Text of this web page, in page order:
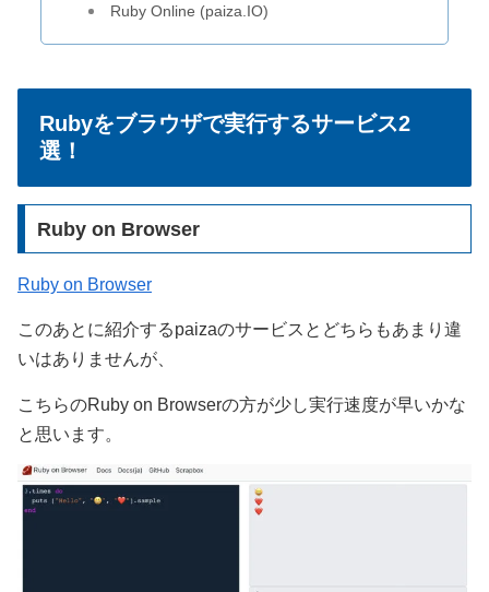
Ruby Online (paiza.IO)
Rubyをブラウザで実行するサービス2
選！
Ruby on Browser
Ruby on Browser
このあとに紹介するpaizaのサービスとどちらもあまり違
いはありませんが、
こちらのRuby on Browserの方が少し実行速度が早いかな
と思います。